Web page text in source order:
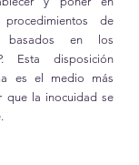
de
basados en los
Esta disposición
es el medio más
que la inocuidad se